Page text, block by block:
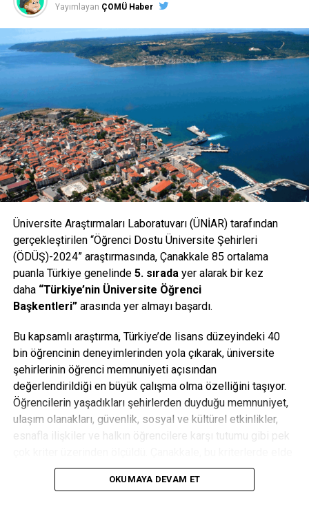
Yayımlayan ÇOMÜ Haber
Üniversite Araştırmaları Laboratuvarı (ÜNİAR) tarafından
gerçekleştirilen “Öğrenci Dostu Üniversite Şehirleri
(ÖDÜŞ)-2024” araştırmasında, Çanakkale 85 ortalama
puanla Türkiye genelinde 5. sıradayer alarak bir kez
daha “Türkiye’nin Üniversite Öğrenci
Başkentleri”arasında yer almayı başardı.
Bu kapsamlı araştırma, Türkiye’de lisans düzeyindeki 40
bin öğrencinin deneyimlerinden yola çıkarak, üniversite
şehirlerinin öğrenci memnuniyeti açısından
değerlendirildiği en büyük çalışma olma özelliğini taşıyor.
Öğrencilerin yaşadıkları şehirlerden duyduğu memnuniyet,
ulaşım olanakları, güvenlik, sosyal ve kültürel etkinlikler,
esnafla ilişkiler ve halkın öğrencilere karşı tutumu gibi pek
ettiği yüksek memnuniyet düzeyiyle A+ seviyesinde yer
OKUMAYA DEVAM ET